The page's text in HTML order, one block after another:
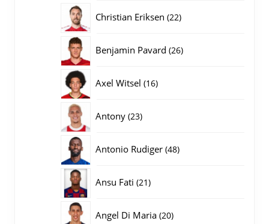
Christian Eriksen 2222
Benjamin Pavard 2626
Axel Witsel 1616
Antony 2323
Antonio Rudiger 4848
Ansu Fati 2121
Angel Di Maria 2020